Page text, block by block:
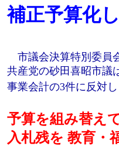
補正予算化
市議会決算特別委員
共産党の砂田喜昭市議
事業会計の3件に反対
予算を組み替え
入札残を 教育・